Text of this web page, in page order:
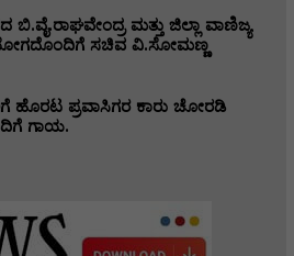
ಮತ್ತು ಜಿಲ್ಲಾ ವಾಣಿಜ್ಯ
ಸಚಿವ ವಿ‌.ಸೋಮಣ್ಣ
ಹೊರಟ ಪ್ರವಾಸಿಗರ ಕಾರು ಚೋರಡಿ
ಗಾಯ.